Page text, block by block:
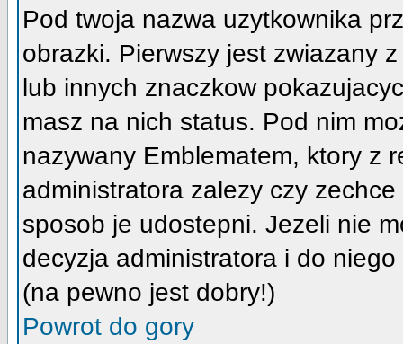
Pod twoja nazwa uzytkownika
obrazki. Pierwszy jest zwiazany
lub innych znaczkow
masz na nich status. Pod nim
nazywany Emblematem, ktory z
administratora zalezy czy
sposob je udostepni. Jezeli nie
decyzja administratora i do
(na pewno jest dobry!)
Powrot do gory